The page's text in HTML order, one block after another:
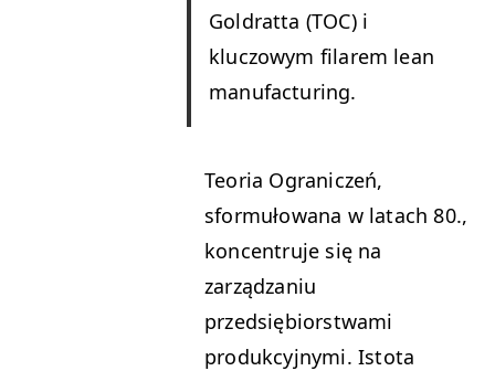
Goldratta (TOC) i
kluczowym filarem lean
manufacturing.
Teoria Ograniczeń,
sformułowana w latach 80.,
koncentruje się na
zarządzaniu
przedsiębiorstwami
produkcyjnymi. Istota